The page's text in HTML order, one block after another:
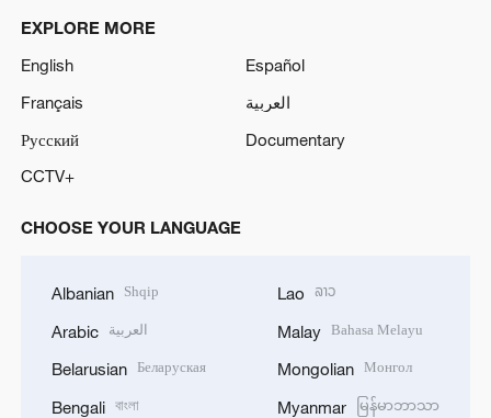
EXPLORE MORE
English
Español
Français
العربية
Русский
Documentary
CCTV+
CHOOSE YOUR LANGUAGE
Albanian Shqip
Arabic العربية
Belarusian Беларуская
Bengali বাংলা
Lao ລາວ
Malay Bahasa Melayu
Mongolian Монгол
Myanmar မြန်မာဘာသာ